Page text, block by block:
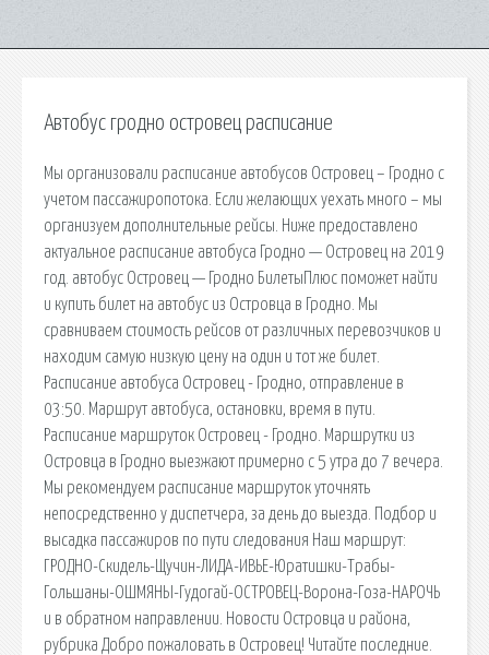
Автобус гродно островец расписание
Мы организовали расписание автобусов Островец – Гродно с
учетом пассажиропотока. Если желающих уехать много – мы
организуем дополнительные рейсы. Ниже предоставлено
актуальное расписание автобуса Гродно — Островец на 2019
год. автобус Островец — Гродно БилетыПлюс поможет найти
и купить билет на автобус из Островца в Гродно. Мы
сравниваем стоимость рейсов от различных перевозчиков и
находим самую низкую цену на один и тот же билет.
Расписание автобуса Островец - Гродно, отправление в
03:50. Маршрут автобуса, остановки, время в пути.
Расписание маршруток Островец - Гродно. Маршрутки из
Островца в Гродно выезжают примерно с 5 утра до 7 вечера.
Мы рекомендуем расписание маршруток уточнять
непосредственно у диспетчера, за день до выезда. Подбор и
высадка пассажиров по пути следования Наш маршрут:
ГРОДНО-Скидель-Щучин-ЛИДА-ИВЬЕ-Юратишки-Трабы-
Гольшаны-ОШМЯНЫ-Гудогай-ОСТРОВЕЦ-Ворона-Гоза-НАРОЧЬ
и в обратном направлении. Новости Островца и района,
рубрика Добро пожаловать в Островец! Читайте последние.